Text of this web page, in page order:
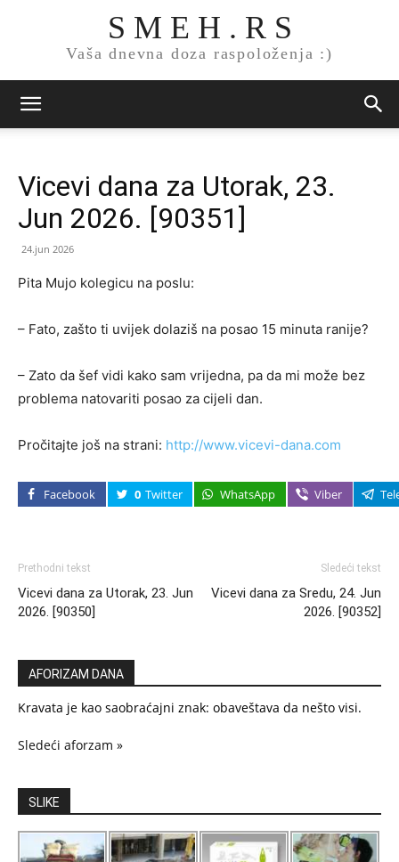
S M E H . R S
Vaša dnevna doza raspoloženja :)
Vicevi dana za Utorak, 23.
Jun 2026. [90351]
24.jun 2026
Pita Mujo kolegicu na poslu:
– Fato, zašto ti uvijek dolaziš na posao 15 minuta ranije?
– Zato da šef vidi kako sam vrijedna, pa da mi može bez
problema natovariti posao za cijeli dan.
Pročitajte još na strani: http://www.vicevi-dana.com
Facebook 0 Twitter WhatsApp Viber
Prethodni tekst
Vicevi dana za Utorak, 23. Jun
2026. [90350]
Sledeći tekst
Vicevi dana za Sredu, 24. Jun
2026. [90352]
AFORIZAM DANA
Kravata je kao saobraćajni znak: obaveštava da nešto visi.
Sledeći aforzam »
SLIKE